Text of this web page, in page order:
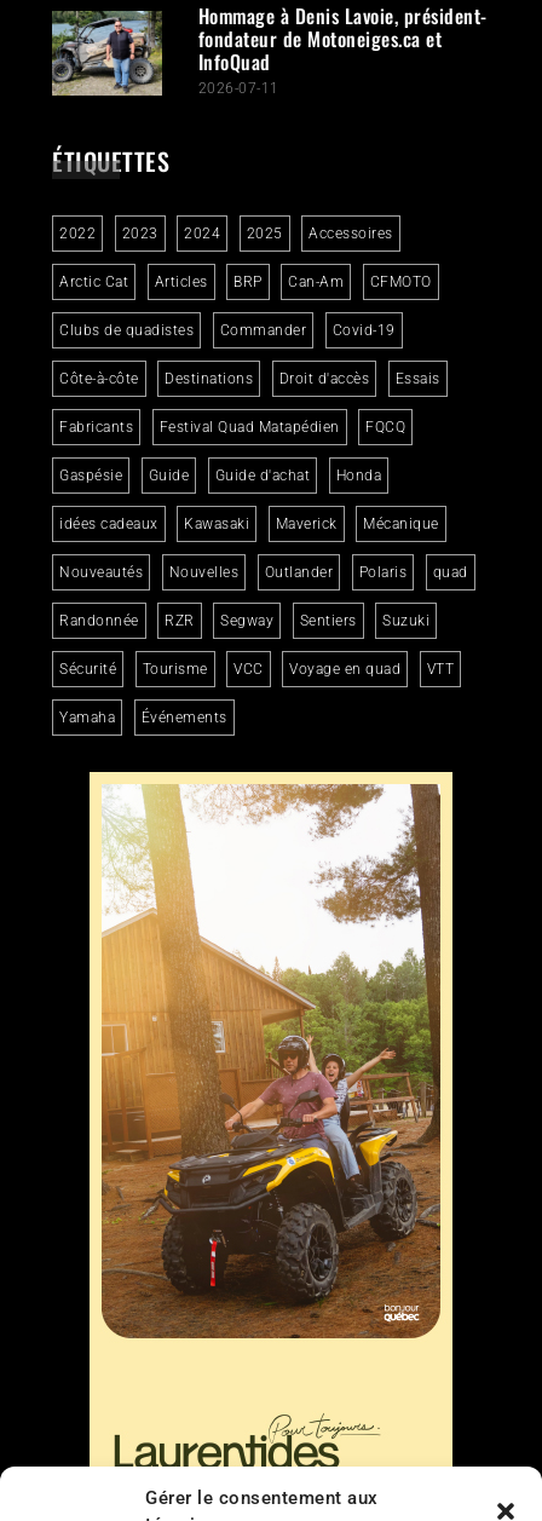
Gérer le consentement aux
Hommage à Denis Lavoie, président-
fondateur de Motoneiges.ca et
InfoQuad
2026-07-11
ÉTIQUETTES
2022 2023 2024 2025 Accessoires
Arctic Cat Articles BRP Can-Am CFMOTO
Clubs de quadistes Commander Covid-19
Côte-à-côte Destinations Droit d'accès Essais
Fabricants Festival Quad Matapédien FQCQ
Gaspésie Guide Guide d'achat Honda
idées cadeaux Kawasaki Maverick Mécanique
Nouveautés Nouvelles Outlander Polaris quad
Randonnée RZR Segway Sentiers Suzuki
Sécurité Tourisme VCC Voyage en quad VTT
Yamaha Événements